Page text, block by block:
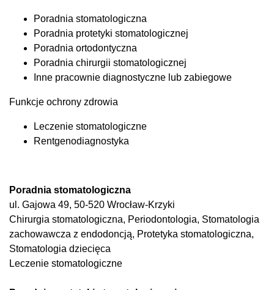
Poradnia stomatologiczna
Poradnia protetyki stomatologicznej
Poradnia ortodontyczna
Poradnia chirurgii stomatologicznej
Inne pracownie diagnostyczne lub zabiegowe
Funkcje ochrony zdrowia
Leczenie stomatologiczne
Rentgenodiagnostyka
Poradnia stomatologiczna
ul. Gajowa 49, 50-520 Wrocław-Krzyki
Chirurgia stomatologiczna, Periodontologia, Stomatologia
zachowawcza z endodoncją, Protetyka stomatologiczna,
Stomatologia dziecięca
Leczenie stomatologiczne